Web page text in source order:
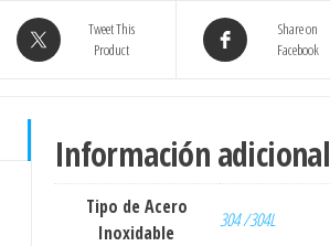
Tweet This
Product
Share on
Facebook
Información adicional
Tipo de Acero
Inoxidable
304 /304L